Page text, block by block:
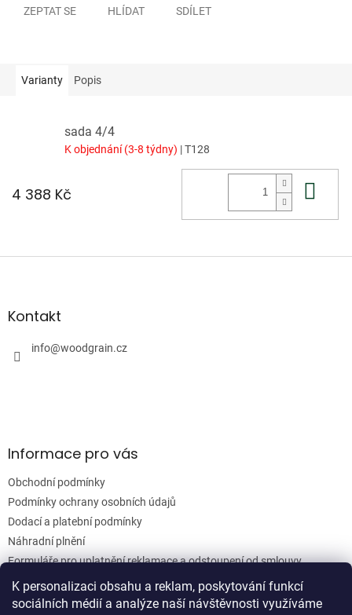
K personalizaci obsahu a reklam, poskytování funkcí
sociálních médií a analýze naší návštěvnosti využíváme
ZEPTAT SE HLÍDAT SDÍLET
Varianty Popis
sada 4/4
K objednání (3-8 týdny) | T128
4 388 Kč
Z
aKontakt
info@woodgrain.cz
Informace pro vás
Obchodní podmínky
Podmínky ochrany osobních údajů
Dodací a platební podmínky
Náhradní plnění
Formuláře pro uplatnění reklamace a odstoupení od smlouvy
Moje objednávka